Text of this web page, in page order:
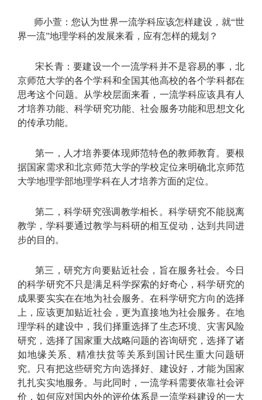
师小萱：您认为世界一流学科应该怎样建设，就“世
界一流”地理学科的发展来看，应有怎样的规划？
宋长青：要建设一个一流学科并不是容易的事，北
京师范大学的各个学科和全国其他高校的各个学科都在
思考这个问题。从学校层面来看，一流学科应该具有人
才培养功能、科学研究功能、社会服务功能和思想文化
的传承功能。
第一，人才培养要体现师范特色的教师教育。要根
据国家需求和北京师范大学的学校定位来明确北京师范
大学地理学部地理学科在人才培养方面的定位。
第二，科学研究强调教学相长。科学研究不能脱离
教学，学科要通过教学与科研的相互促动，达到共同进
步的目的。
第三，研究方向要贴近社会，旨在服务社会。今日
的科学研究不只是满足科学探索的好奇心，科学研究的
成果要实实在在地为社会服务。在科学研究方向的选择
上，应该更加贴近社会，更为直接地为社会服务。在地
理学科的建设中，我们择重选择了生态环境、灾害风险
研究，选择了国家重大战略问题的咨询研究，选择了诸
如地缘关系、精准扶贫等关系到国计民生重大问题研
究。只有把这些研究方向选择好、建设好，才能为国家
扎扎实实地服务。与此同时，一流学科需要依靠社会评
价，如何应对国内外的评价体系是一流学科建设的一大